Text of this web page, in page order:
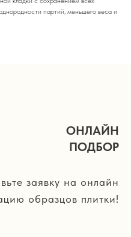
партий, меньшего веса и
ОНЛАЙН
ПОДБОР
заявку на онлайн
образцов плитки!